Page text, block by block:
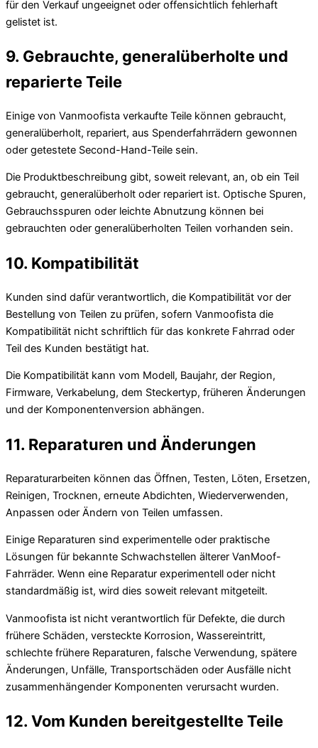
für den Verkauf ungeeignet oder offensichtlich fehlerhaft
gelistet ist.
9. Gebrauchte, generalüberholte und
reparierte Teile
Einige von Vanmoofista verkaufte Teile können gebraucht,
generalüberholt, repariert, aus Spenderfahrrädern gewonnen
oder getestete Second-Hand-Teile sein.
Die Produktbeschreibung gibt, soweit relevant, an, ob ein Teil
gebraucht, generalüberholt oder repariert ist. Optische Spuren,
Gebrauchsspuren oder leichte Abnutzung können bei
gebrauchten oder generalüberholten Teilen vorhanden sein.
10. Kompatibilität
Kunden sind dafür verantwortlich, die Kompatibilität vor der
Bestellung von Teilen zu prüfen, sofern Vanmoofista die
Kompatibilität nicht schriftlich für das konkrete Fahrrad oder
Teil des Kunden bestätigt hat.
Die Kompatibilität kann vom Modell, Baujahr, der Region,
Firmware, Verkabelung, dem Steckertyp, früheren Änderungen
und der Komponentenversion abhängen.
11. Reparaturen und Änderungen
Reparaturarbeiten können das Öffnen, Testen, Löten, Ersetzen,
Reinigen, Trocknen, erneute Abdichten, Wiederverwenden,
Anpassen oder Ändern von Teilen umfassen.
Einige Reparaturen sind experimentelle oder praktische
Lösungen für bekannte Schwachstellen älterer VanMoof-
Fahrräder. Wenn eine Reparatur experimentell oder nicht
standardmäßig ist, wird dies soweit relevant mitgeteilt.
Vanmoofista ist nicht verantwortlich für Defekte, die durch
frühere Schäden, versteckte Korrosion, Wassereintritt,
schlechte frühere Reparaturen, falsche Verwendung, spätere
Änderungen, Unfälle, Transportschäden oder Ausfälle nicht
zusammenhängender Komponenten verursacht wurden.
12. Vom Kunden bereitgestellte Teile